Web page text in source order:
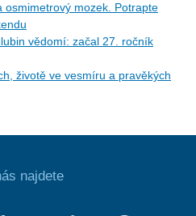
osmimetrový mozek. Potrapte
vědomí: začal 27. ročník
životě ve vesmíru a pravěkých
najdete